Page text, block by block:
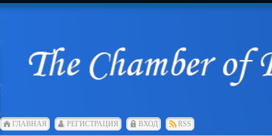
ГЛАВНАЯ РЕГИСТРАЦИЯ ВХОД RSS